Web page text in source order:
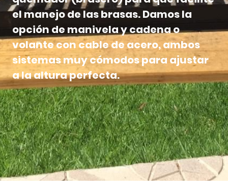
el manejo de las brasas. Damos la
opción de manivela y cadena o
volante con cable de acero, ambos
sistemas muy cómodos para ajustar
a la altura perfecta.